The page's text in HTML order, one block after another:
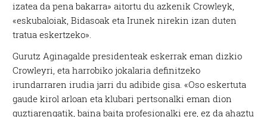
izatea da pena bakarra» aitortu du azkenik Crowleyk,
«eskubaloiak, Bidasoak eta Irunek nirekin izan duten
tratua eskertzeko».
Gurutz Aginagalde presidenteak eskerrak eman dizkio
Crowleyri, eta harrobiko jokalaria definitzeko
irundarraren irudia jarri du adibide gisa. «Oso eskertuta
gaude kirol arloan eta klubari pertsonalki eman dion
guztiarengatik, baina baita profesionalki ere, ez da ahaztu